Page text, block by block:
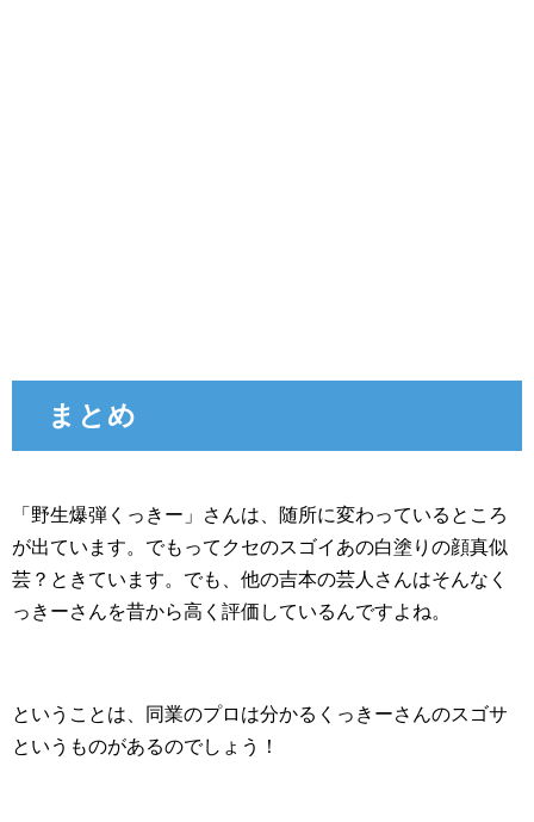
まとめ
「野生爆弾くっきー」さんは、随所に変わっているところ
が出ています。でもってクセのスゴイあの白塗りの顔真似
芸？ときています。でも、他の吉本の芸人さんはそんなく
っきーさんを昔から高く評価しているんですよね。
ということは、同業のプロは分かるくっきーさんのスゴサ
というものがあるのでしょう！